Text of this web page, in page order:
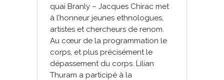
quai Branly – Jacques Chirac met
à l’honneur jeunes ethnologues,
artistes et chercheurs de renom.
Au cœur de la programmation le
corps, et plus précisément le
dépassement du corps. Lilian
Thuram a participé à la